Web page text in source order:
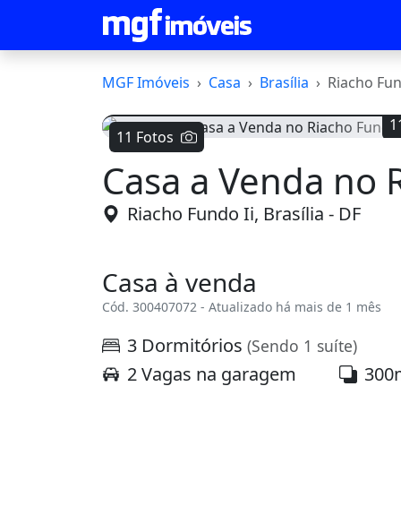
MGF Imóveis Casa Brasília Riacho
11 Fotos
Casa a Venda no
Riacho Fundo Ii, Brasília - DF
Casa à venda
Cód. 300407072 - Atualizado há mais de 1 mês
3 Dormitórios (Sendo 1 suíte)
2 Vagas na garagem